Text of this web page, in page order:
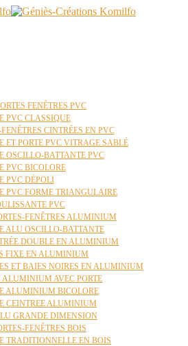
FENÊTRES PVC
PVC CLASSIQUE
FENÊTRES CINTRÉES EN PVC
ET PORTE PVC VITRAGE SABLÉ
OSCILLO-BATTANTE PVC
PVC BICOLORE
PVC DÉPOLI
PVC FORME TRIANGULAIRE
PVC
FENÊTRES ALUMINIUM
ALU OSCILLO-BATTANTE
DOUBLE EN ALUMINIUM
FIXE EN ALUMINIUM
ET BAIES NOIRES EN ALUMINIUM
ALUMINIUM AVEC PORTE
ALUMINIUM BICOLORE
CEINTREE ALUMINIUM
GRANDE DIMENSION
FENÊTRES BOIS
TRADITIONNELLE EN BOIS